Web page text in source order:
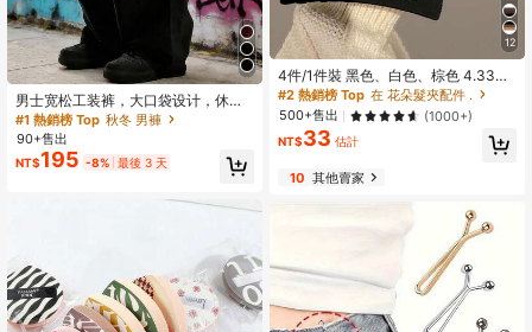
男士宽松工装裤，大口袋设计，休闲
日常穿着长裤
#1 熱銷榜 Top 秋冬 男褲
90+售出
NT$195 -8% 最後 3 天
12
4件/1件裝 黑色、白色、棕色 4.33英
吋/11公分 正方形大號塑膠髮夾，度假
造型洗髮用夏季抓夾髮飾，Clean Girl
風格
#2 熱銷榜 Top 在 花朵髮夾配件 .
500+售出
(1000+)
NT$33 估計
10 其他賣家